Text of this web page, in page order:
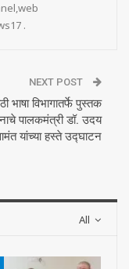
.
NEXT POST
भाषा विभागातर्फे पुस्तक
पालकमंत्री डॉ. उदय
यांच्या हस्ते उद्घाटन
All